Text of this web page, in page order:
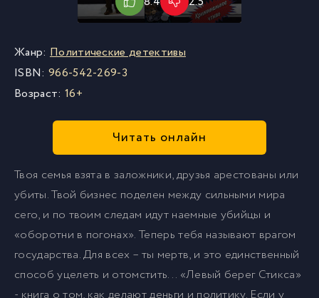
Жанр: Политические детективы
ISBN: 966-542-269-3
Возраст: 16+
Читать онлайн
Твоя семья взята в заложники, друзья арестованы или
убиты. Твой бизнес поделен между сильными мира
сего, и по твоим следам идут наемные убийцы и
«оборотни в погонах». Теперь тебя называют врагом
государства. Для всех – ты мертв, и это единственный
способ уцелеть и отомстить... «Левый берег Стикса»